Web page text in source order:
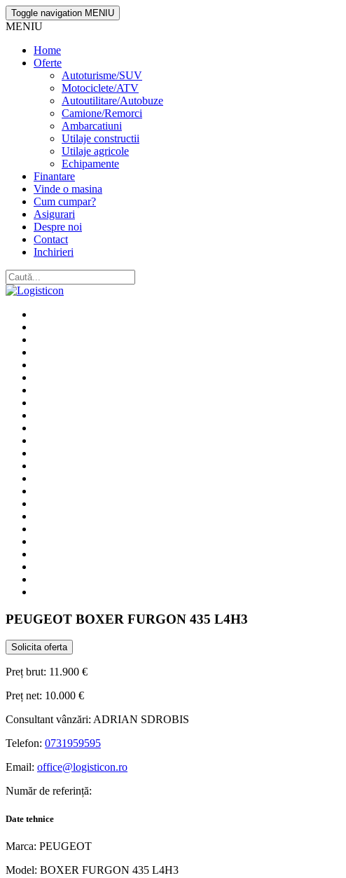
Toggle navigation MENIU
MENIU
Home
Oferte
Autoturisme/SUV
Motociclete/ATV
Autoutilitare/Autobuze
Camione/Remorci
Ambarcatiuni
Utilaje constructii
Utilaje agricole
Echipamente
Finantare
Vinde o masina
Cum cumpar?
Asigurari
Despre noi
Contact
Inchirieri
PEUGEOT BOXER FURGON 435 L4H3
Solicita oferta
Preț brut: 11.900 €
Preț net: 10.000 €
Consultant vânzări: ADRIAN SDROBIS
Telefon: 0731959595
Email: office@logisticon.ro
Număr de referință:
Date tehnice
Marca: PEUGEOT
Model: BOXER FURGON 435 L4H3